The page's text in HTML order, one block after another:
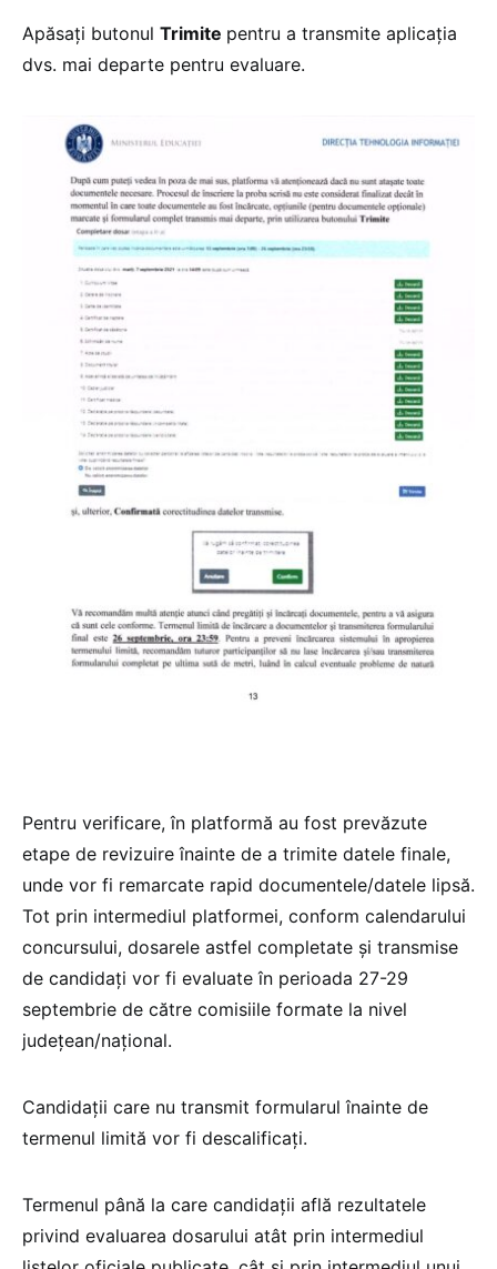
Apăsați butonul Trimite pentru a transmite aplicația
dvs. mai departe pentru evaluare.
Pentru verificare, în platformă au fost prevăzute
etape de revizuire înainte de a trimite datele finale,
unde vor fi remarcate rapid documentele/datele lipsă.
Tot prin intermediul platformei, conform calendarului
concursului, dosarele astfel completate și transmise
de candidați vor fi evaluate în perioada 27-29
septembrie de către comisiile formate la nivel
județean/național.
Candidații care nu transmit formularul înainte de
termenul limită vor fi descalificați.
Termenul până la care candidații află rezultatele
privind evaluarea dosarului atât prin intermediul